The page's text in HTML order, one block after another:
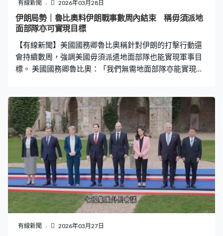
有線新聞 2026年03月28日
伊朗局勢｜魯比奧料伊朗戰事數周內結束 稱毋須派地
面部隊亦可實現目標
【有線新聞】美國國務卿魯比奧稱針對伊朗的打擊行動還
會持續數周，強調美國毋須派遣地面部隊也能實現軍事目
標。 美國國務卿魯比奧：「我們無需地面部隊亦能實現所
調美軍行動順利，已經提前實現了大多數包括摧毀伊朗導
彈、無人機等的目標，又表示華府暫未收到伊朗對15點停
火方案的正式回應，正等待她們澄清談判代表、內容和會
談時間。他亦提到伊朗考慮戰後在霍爾木茲海峽設立收費
系統，批評是非法、不可接受，對世界構成威脅，呼籲利
益攸關的歐洲和亞洲國家應作出巨大貢獻。
有線新聞 2026年03月27日